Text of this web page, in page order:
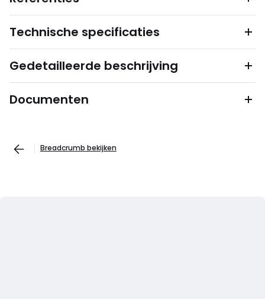
Technische specificaties
Gedetailleerde beschrijving
Documenten
Breadcrumb bekijken